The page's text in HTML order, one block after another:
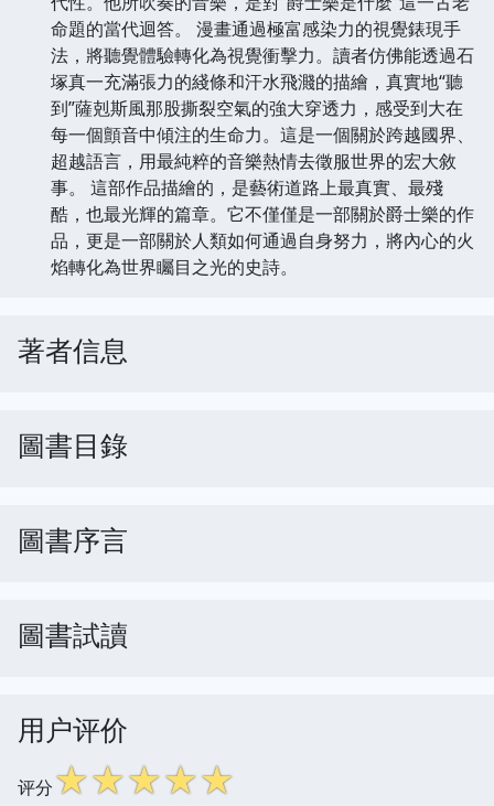
命題的當代迴答。 漫畫通過極富感染力的視覺錶現手
法，將聽覺體驗轉化為視覺衝擊力。讀者仿佛能透過石
塚真一充滿張力的綫條和汗水飛濺的描繪，真實地“聽
到”薩剋斯風那股撕裂空氣的強大穿透力，感受到大在
每一個顫音中傾注的生命力。這是一個關於跨越國界、
超越語言，用最純粹的音樂熱情去徵服世界的宏大敘
事。 這部作品描繪的，是藝術道路上最真實、最殘
酷，也最光輝的篇章。它不僅僅是一部關於爵士樂的作
品，更是一部關於人類如何通過自身努力，將內心的火
焰轉化為世界矚目之光的史詩。
著者信息
圖書目錄
圖書序言
圖書試讀
用户评价
评分☆☆☆☆☆